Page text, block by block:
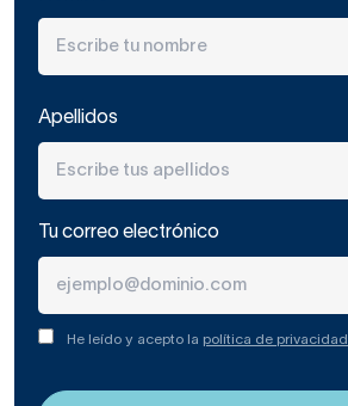
Apellidos
Tu correo electrónico
He leído y acepto la política de privacidad